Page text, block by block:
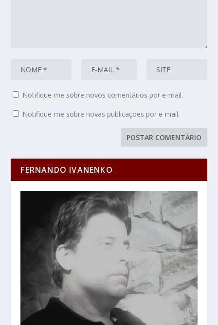
Notifique-me sobre novos comentários por e-mail.
Notifique-me sobre novas publicações por e-mail.
FERNANDO IVANENKO